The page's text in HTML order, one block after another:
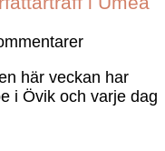
här veckan har
i Övik och varje dag